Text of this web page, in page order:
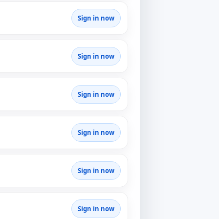
Sign in now
Sign in now
Sign in now
Sign in now
Sign in now
Sign in now